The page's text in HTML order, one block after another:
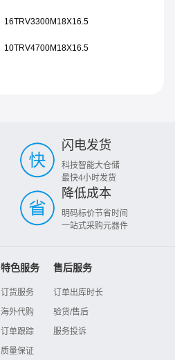
16TRV3300M18X16.5
10TRV4700M18X16.5
闪电发货
科技智能大仓储
最快4小时发货
降低成本
明码标价节省时间
一站式采购元器件
特色服务
订货服务
海外代购
订单跟踪
质量保证
售后服务
订单出库时长
验货/售后
服务投诉